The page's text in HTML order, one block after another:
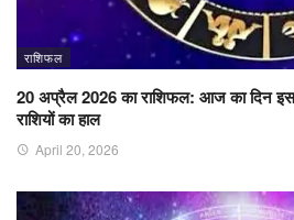
राशिफल
20 अप्रैल 2026 का राशिफल: आज का दिन
राशियों का हाल
April 20, 2026